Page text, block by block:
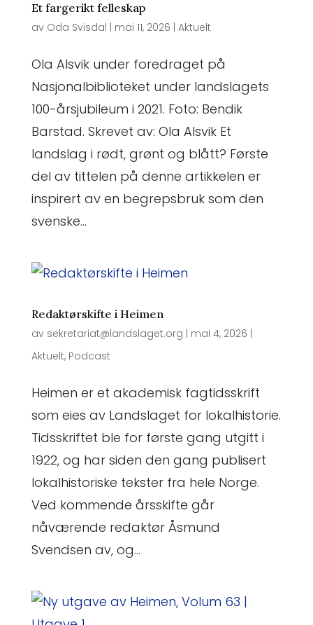
Et fargerikt felleskap
av Oda Svisdal mai 11, 2026 Aktuelt
Ola Alsvik under foredraget på
Nasjonalbiblioteket under landslagets
100-årsjubileum i 2021. Foto: Bendik
Barstad. Skrevet av: Ola Alsvik Et
landslag i rødt, grønt og blått? Første
del av tittelen på denne artikkelen er
inspirert av en begrepsbruk som den
svenske...
Redaktørskifte i Heimen
av sekretariat@landslaget.org mai 4, 2026
Aktuelt, Podcast
Heimen er et akademisk fagtidsskrift
som eies av Landslaget for lokalhistorie.
Tidsskriftet ble for første gang utgitt i
1922, og har siden den gang publisert
lokalhistoriske tekster fra hele Norge.
Ved kommende årsskifte går
nåværende redaktør Åsmund
Svendsen av, og...